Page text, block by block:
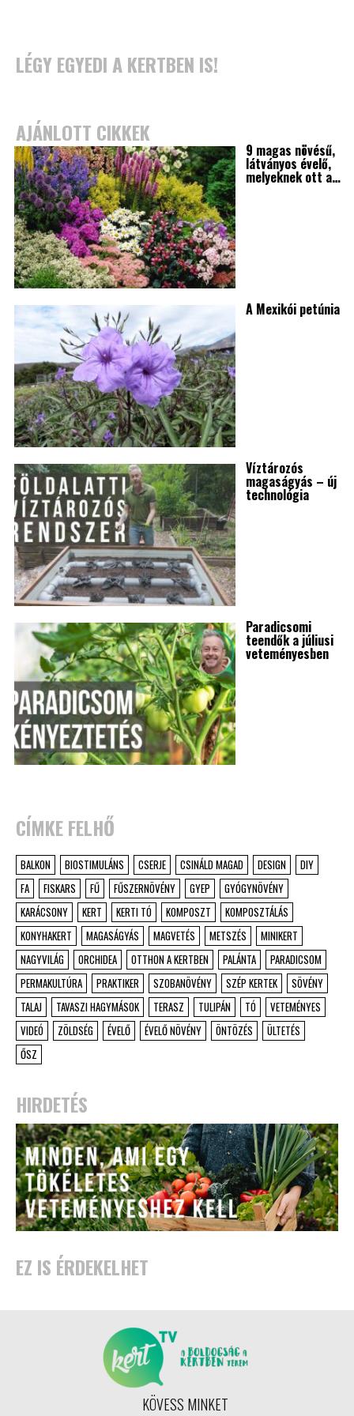
LÉGY EGYEDI A KERTBEN IS!
AJÁNLOTT CIKKEK
9 magas növésű,
látványos évelő,
melyeknek ott a…
A Mexikói petúnia
Víztározós
magaságyás – új
technológia
Paradicsomi
teendők a júliusi
veteményesben
CÍMKE FELHŐ
BALKON BIOSTIMULÁNS CSERJE CSINÁLD MAGAD DESIGN
DIY
FA
FISKARS FŰ FŰSZERNÖVÉNY GYEP
GYÓGYNÖVÉNY
KARÁCSONY
KERT KERTI TÓ KOMPOSZT
KOMPOSZTÁLÁS
KONYHAKERT
MAGASÁGYÁS MAGVETÉS METSZÉS
MINIKERT
NAGYVILÁG
ORCHIDEA OTTHON A KERTBEN PALÁNTA
PARADICSOM
PERMAKULTÚRA
PRAKTIKER SZOBANÖVÉNY SZÉP KERTEK
SÖVÉNY
TALAJ
TAVASZI HAGYMÁSOK TERASZ TULIPÁN TÓ
VETEMÉNYES
VIDEÓ
ZÖLDSÉG ÉVELŐ ÉVELŐ NÖVÉNY ÖNTÖZÉS
ÜLTETÉS
ŐSZ
HIRDETÉS
EZ IS ÉRDEKELHET
KÖVESS MINKET